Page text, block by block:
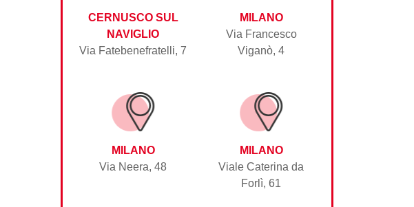
CERNUSCO SUL
NAVIGLIO
Via Fatebenefratelli, 7
MILANO
Via Francesco
Viganò, 4
MILANO
Via Neera, 48
MILANO
Viale Caterina da
Forlì, 61